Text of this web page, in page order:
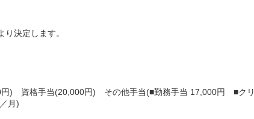
決定します。
円) 資格手当(20,000円) その他手当(■勤務手当 17,000円 ■クリ
月)